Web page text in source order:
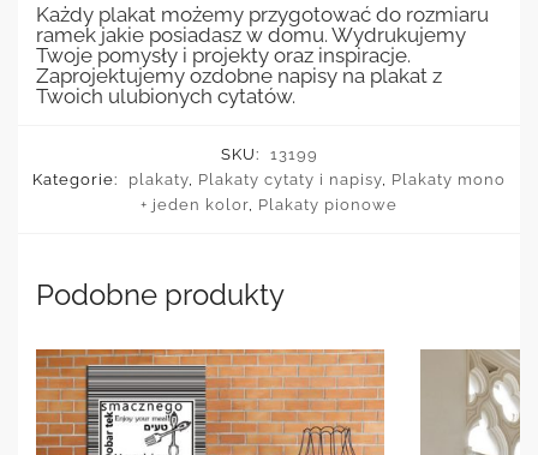
Każdy plakat możemy przygotować do rozmiaru
ramek jakie posiadasz w domu. Wydrukujemy
Twoje pomysły i projekty oraz inspiracje.
Zaprojektujemy ozdobne napisy na plakat z
Twoich ulubionych cytatów.
SKU:
13199
Kategorie:
plakaty Plakaty cytaty i napisy Plakaty mono
+ jeden kolor Plakaty pionowe
Podobne produkty